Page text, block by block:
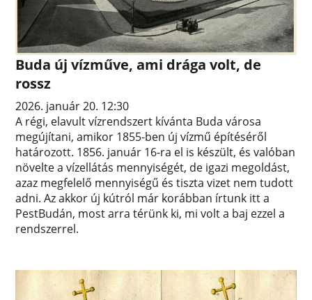
Buda új vízműve, ami drága volt, de
rossz
2026. január 20. 12:30
A régi, elavult vízrendszert kívánta Buda városa
megújítani, amikor 1855-ben új vízmű építéséről
határozott. 1856. január 16-ra el is készült, és valóban
növelte a vízellátás mennyiségét, de igazi megoldást,
azaz megfelelő mennyiségű és tiszta vizet nem tudott
adni. Az akkor új kútról már korábban írtunk itt a
PestBudán, most arra térünk ki, mi volt a baj ezzel a
rendszerrel.